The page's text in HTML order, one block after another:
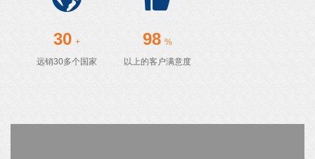
30 +
远销30多个国家
98 %
以上的客户满意度